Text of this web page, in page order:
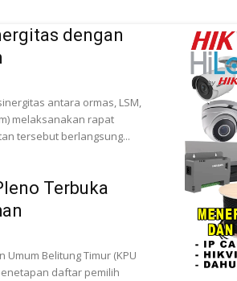
dengan
antara ormas, LSM,
melaksanakan rapat
tersebut berlangsung...
Terbuka
Umum Belitung Timur (KPU
daftar pemilih